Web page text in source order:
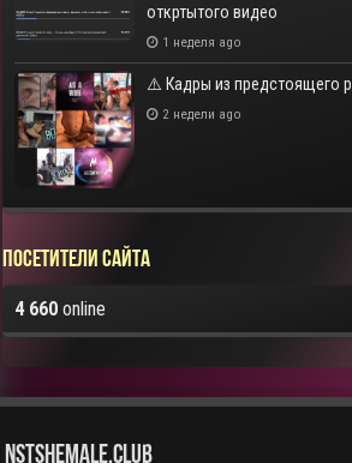
откртытого видео
1 неделя ago
⚠️ Кадры из предстоящего
2 недели ago
Посетители сайта
4 660 online
NstShemale.Club